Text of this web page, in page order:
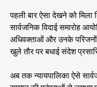
पहली बार ऐसा देखने को मिला
सार्वजनिक विदाई समारोह
अधिवक्ताओं और उनके
खुले तौर पर बधाई संदेश
अब तक न्यायपालिका ऐसे